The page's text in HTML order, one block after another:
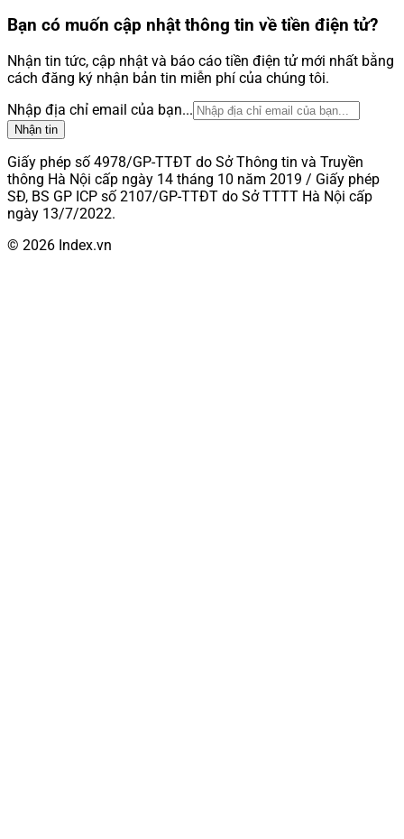
Bạn có muốn cập nhật thông tin về tiền điện tử?
Nhận tin tức, cập nhật và báo cáo tiền điện tử mới nhất bằng
cách đăng ký nhận bản tin miễn phí của chúng tôi.
Nhập địa chỉ email của bạn...
Nhận tin
Giấy phép số 4978/GP-TTĐT do Sở Thông tin và Truyền
thông Hà Nội cấp ngày 14 tháng 10 năm 2019 / Giấy phép
SĐ, BS GP ICP số 2107/GP-TTĐT do Sở TTTT Hà Nội cấp
ngày 13/7/2022.
© 2026 Index.vn